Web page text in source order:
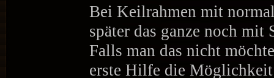
Bei Keilrahmen mit
später das ganze noch mit
Falls man das nicht
erste Hilfe die Möglichkeit